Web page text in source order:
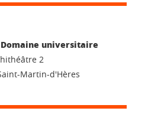
universitaire
2
Martin-d'Hères